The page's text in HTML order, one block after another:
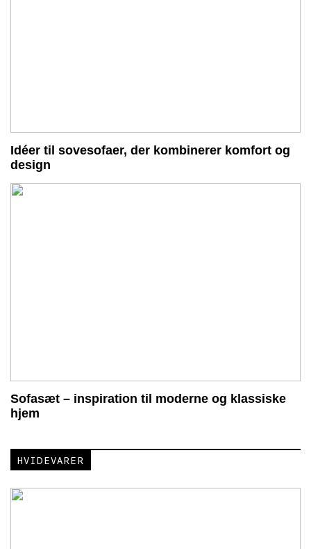
Idéer til sovesofaer, der kombinerer komfort og
design
Sofasæt – inspiration til moderne og klassiske
hjem
HVIDEVARER